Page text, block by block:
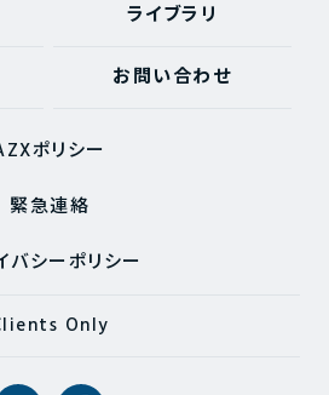
ライブラリ
お問い合わせ
ポリシー
緊急連絡
バシーポリシー
Only